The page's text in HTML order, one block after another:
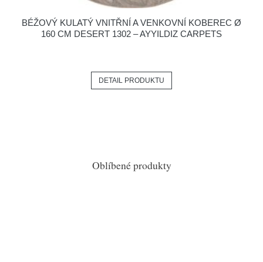
BÉŽOVÝ KULATÝ VNITŘNÍ A VENKOVNÍ KOBEREC Ø
160 CM DESERT 1302 – AYYILDIZ CARPETS
DETAIL PRODUKTU
Oblíbené produkty